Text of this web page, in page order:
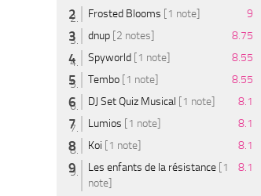
Frosted Blooms [1 note]
9
dnup [2 notes]
8.75
Spyworld [1 note]
8.55
Tembo [1 note]
8.55
DJ Set Quiz Musical [1 note]
8.1
Lumios [1 note]
8.1
Koi [1 note]
8.1
Les enfants de la résistance [1
note]
8.1